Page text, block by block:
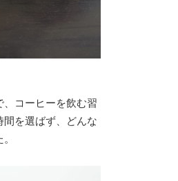
コーヒーを飲む習
を選ばず、どんな